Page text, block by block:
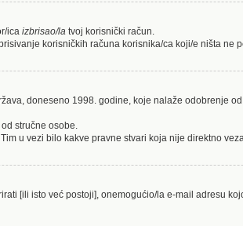
ica izbrisao/la tvoj korisnički račun.
korisničkih računa korisnika/ca koji/e ništa ne
doneseno 1998. godine, koje nalaže odobrenje
stručne osobe.
u vezi bilo kakve pravne stvari koja nije direktno
[ili isto već postoji], onemogućio/la e-mail adresu